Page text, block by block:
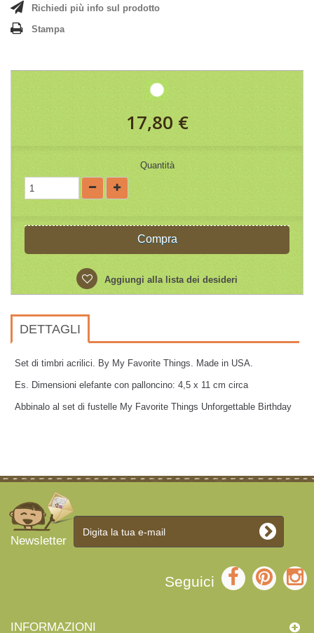
Richiedi più info sul prodotto
Stampa
17,80 €
Quantità
Compra
Aggiungi alla lista dei desideri
DETTAGLI
Set di timbri acrilici. By My Favorite Things. Made in USA.
Es. Dimensioni elefante con palloncino: 4,5 x 11 cm circa
Abbinalo al set di fustelle My Favorite Things Unforgettable Birthday
Newsletter
Seguici
INFORMAZIONI